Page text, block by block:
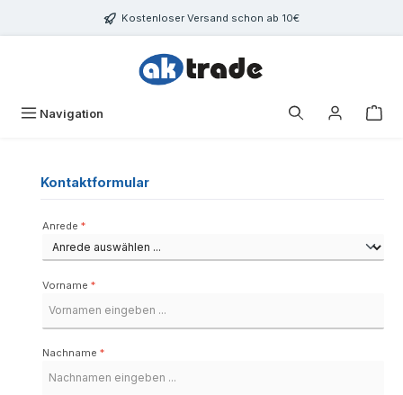
Zum Hauptinhalt springenKostenloser Versand schon ab 10€
Navigation
Kontaktformular
Anrede *
Vorname *
Nachname *